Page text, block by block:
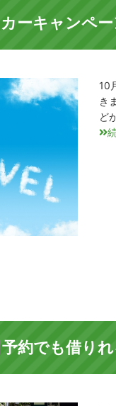
ーキャンペ
10
き
ど
約でも借りれ